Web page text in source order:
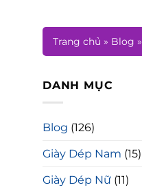
Trang chủ » Blog »
DANH MỤC
Blog (126)
Giày Dép Nam (15)
Giày Dép Nữ (11)